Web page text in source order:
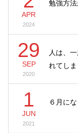
APR
2024
勉強方法
29
SEP
2020
人は、
れてしま
1
JUN
2021
６月にな